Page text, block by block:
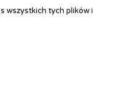
wszystkich tych plików i